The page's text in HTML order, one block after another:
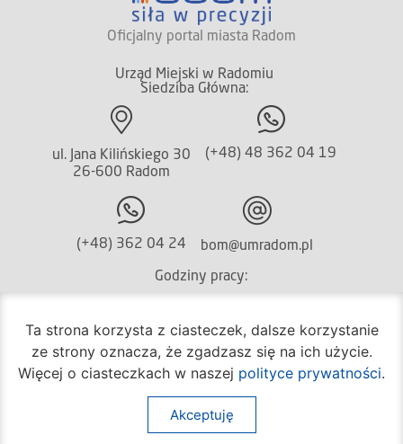
Oficjalny portal miasta Radom
Urząd Miejski w Radomiu
Siedziba Główna:
ul. Jana Kilińskiego 30
26-600 Radom
(+48) 48 362 04 19
(+48) 362 04 24 bom@umradom.pl
Godziny pracy:
poniedziałek – piątek
godz.7:30 – 16:30
Pozostałe wydziały
poniedziałek – piątek
godz.7:30 – 15:30
Ta strona korzysta z ciasteczek, dalsze korzystanie
ze strony oznacza, że zgadzasz się na ich użycie.
Więcej o ciasteczkach w naszej polityce prywatności.
Akceptuję